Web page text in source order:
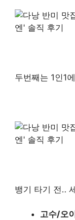
두번째는 1인1에
뱅기 타기 전..
고수/오